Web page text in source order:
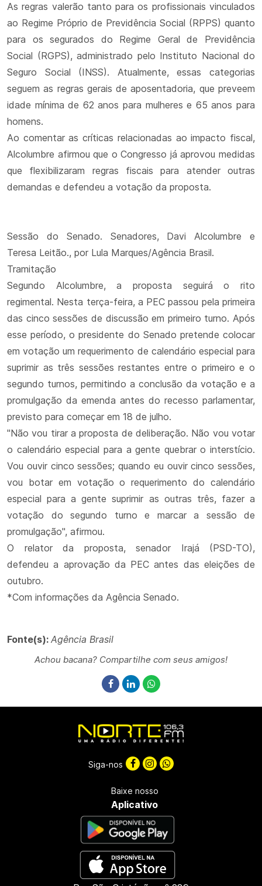
As regras valerão tanto para os profissionais vinculados
ao Regime Próprio de Previdência Social (RPPS) quanto
para os segurados do Regime Geral de Previdência
Social (RGPS), administrado pelo Instituto Nacional do
Seguro Social (INSS). Atualmente, essas categorias
seguem as regras gerais de aposentadoria, que preveem
idade mínima de 62 anos para mulheres e 65 anos para
homens.
Ao comentar as críticas relacionadas ao impacto fiscal,
Alcolumbre afirmou que o Congresso já aprovou medidas
que flexibilizaram regras fiscais para atender outras
demandas e defendeu a votação da proposta.
Sessão do Senado. Senadores, Davi Alcolumbre e
Teresa Leitão., por Lula Marques/Agência Brasil.
Tramitação
Segundo Alcolumbre, a proposta seguirá o rito
regimental. Nesta terça-feira, a PEC passou pela primeira
das cinco sessões de discussão em primeiro turno. Após
esse período, o presidente do Senado pretende colocar
em votação um requerimento de calendário especial para
suprimir as três sessões restantes entre o primeiro e o
segundo turnos, permitindo a conclusão da votação e a
promulgação da emenda antes do recesso parlamentar,
previsto para começar em 18 de julho.
"Não vou tirar a proposta de deliberação. Não vou votar
o calendário especial para a gente quebrar o interstício.
Vou ouvir cinco sessões; quando eu ouvir cinco sessões,
vou botar em votação o requerimento do calendário
especial para a gente suprimir as outras três, fazer a
votação do segundo turno e marcar a sessão de
promulgação", afirmou.
O relator da proposta, senador Irajá (PSD-TO),
defendeu a aprovação da PEC antes das eleições de
outubro.
*Com informações da Agência Senado.
Fonte(s): Agência Brasil
Achou bacana? Compartilhe com seus amigos!
Siga-nos
Baixe nosso
Aplicativo